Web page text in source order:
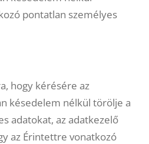
pontatlan személyes
hogy kérésére az
késedelem nélkül törölje a
adatokat, az adatkezelő
az Érintettre vonatkozó